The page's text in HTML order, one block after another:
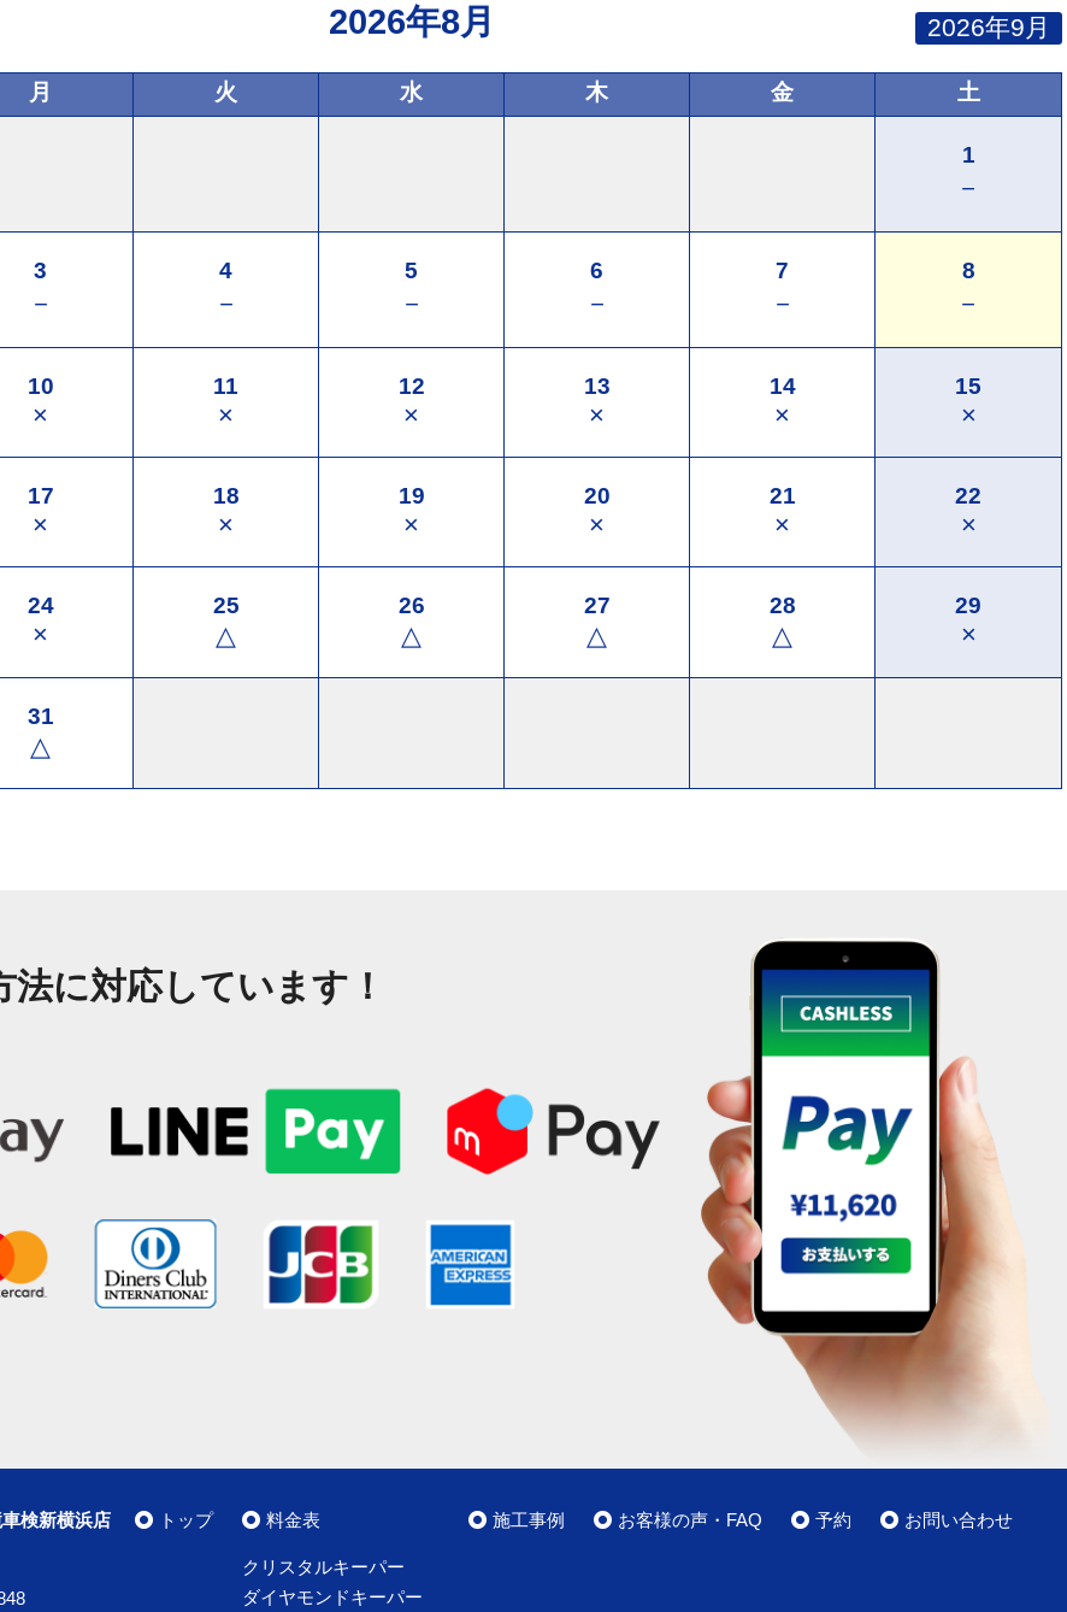
2026年8月
月 火 水 木 金 土
1
－
3
－
4
－
5
－
6
－
7
－
8
－
10
×
11
×
12
×
13
×
14
×
15
×
17
×
18
×
19
×
20
×
21
×
22
×
24
×
25
△
26
△
27
△
28
△
29
×
31
△
2026年9月
に対応しています！
検新横浜店 トップ 料金表
クリスタルキーパー
ダイヤモンドキーパー
施工事例 お客様の声・FAQ 予約 お問い合わせ